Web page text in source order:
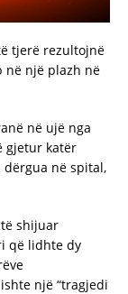
tjerë rezultojnë
në një plazh në
në ujë nga
gjetur katër
në spital,
shijuar
që lidhte dy
një “tragjedi